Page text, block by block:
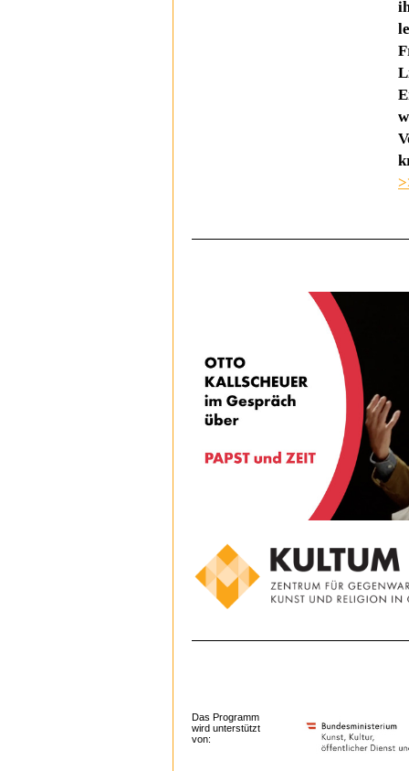
Das Programm
wird unterstützt
von: